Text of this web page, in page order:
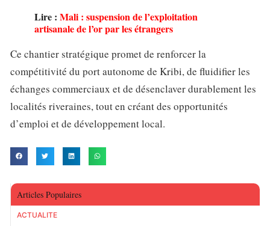
Lire : Mali : suspension de l’exploitation
artisanale de l’or par les étrangers
Ce chantier stratégique promet de renforcer la
compétitivité du port autonome de Kribi, de fluidifier les
échanges commerciaux et de désenclaver durablement les
localités riveraines, tout en créant des opportunités
d’emploi et de développement local.
Articles Populaires
ACTUALITE